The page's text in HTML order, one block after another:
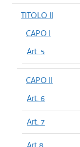
TITOLO II
CAPO I
Art. 5
CAPO II
Art. 6
Art. 7